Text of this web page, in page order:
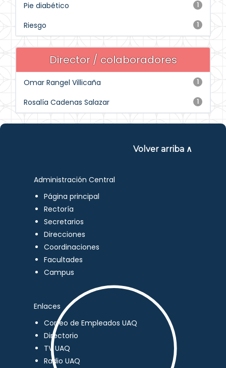
1
Pie diabético
1
Riesgo
Director / colaboradores
1
Omar Rangel Villicaña
1
Rosalía Cadenas Salazar
Volver arriba ∧
Administración Central
Página principal
Rectoría
Secretarios
Direcciones
Coordinaciones
Facultades
Campus
Enlaces
Correo de Empleados UAQ
Directorio
TV UAQ
Radio UAQ